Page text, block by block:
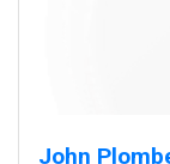
John